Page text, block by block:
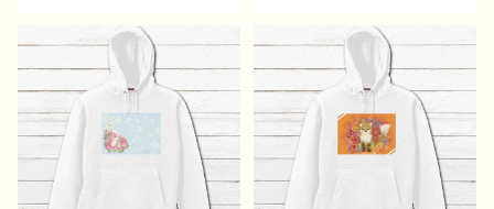
ーラー服 黒髪 ボブヘ
ア ショートカット 風景
綺麗 景色 美しい ノス
タルジック 個性的 おす
すめ 人気 イラストレー
ター 絵師 オリジナル
デザイン グッズ 片面印
刷 タイトル：夏空と君
ーラー服 黒髪 ボブヘ
ア ショートカット 風景
綺麗 景色 美しい ノス
タルジック 個性的 おす
すめ 人気 イラストレー
ター 絵師 オリジナル
デザイン グッズ 片面印
刷 タイトル：またね 作：